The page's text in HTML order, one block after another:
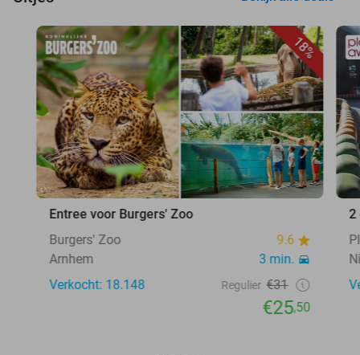
18%
Entree voor Burgers' Zoo
Burgers' Zoo
9.6
Arnhem
3 min.
Verkocht: 18.148
Regulier €31
€25,50
2